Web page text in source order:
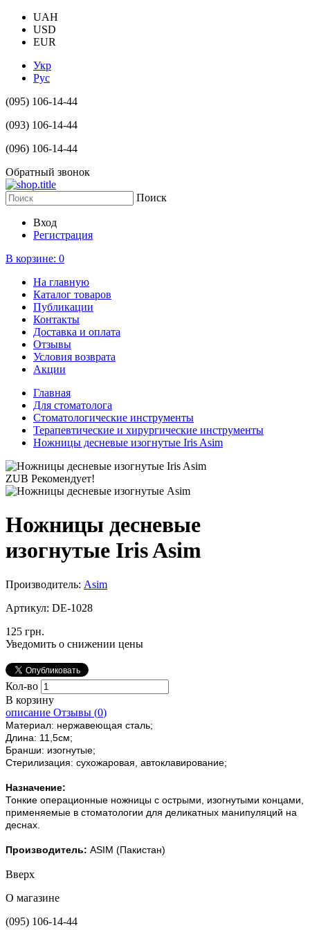
UAH
USD
EUR
Укр
Рус
(095) 106-14-44
(093) 106-14-44
(096) 106-14-44
Обратный звонок
Поиск
Вход
Регистрация
В корзине: 0
На главную
Каталог товаров
Публикации
Контакты
Доставка и оплата
Отзывы
Условия возврата
Акции
Главная
Для стоматолога
Стоматологические инструменты
Терапевтические и хирургические инструменты
Ножницы десневые изогнутые Iris Asim
ZUB Рекомендует!
Ножницы десневые
изогнутые Iris Asim
Производитель: Asim
Артикул: DE-1028
125 грн.
Уведомить о снижении цены
Кол-во
В корзину
описание Отзывы (0)
Материал: нержавеющая сталь;
Длина: 11,5см;
Бранши: изогнутые;
Стерилизация: сухожаровая, автоклавирование;
Назначение:
Тонкие операционные ножницы с острыми, изогнутыми концами,
применяемые в стоматологии для деликатных манипуляций на
деснах.
Производитель: ASIM (Пакистан)
Вверх
О магазине
(095) 106-14-44